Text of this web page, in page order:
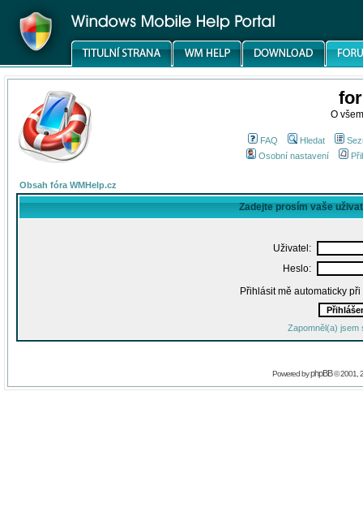
O
FAQ Hledat
Osobní nastavení
Obsah fóra WMHelp.cz
Zadejte prosím vaše
Uživatel:
Heslo:
Přihlásit mě automaticky
Zapomněl(a) jsem
Powered byphpBB© 2001,